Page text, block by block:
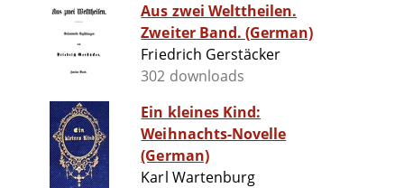
Aus zwei Welttheilen.
Zweiter Band. (German)
Friedrich Gerstäcker
302 downloads
Ein kleines Kind:
Weihnachts-Novelle
(German)
Karl Wartenburg